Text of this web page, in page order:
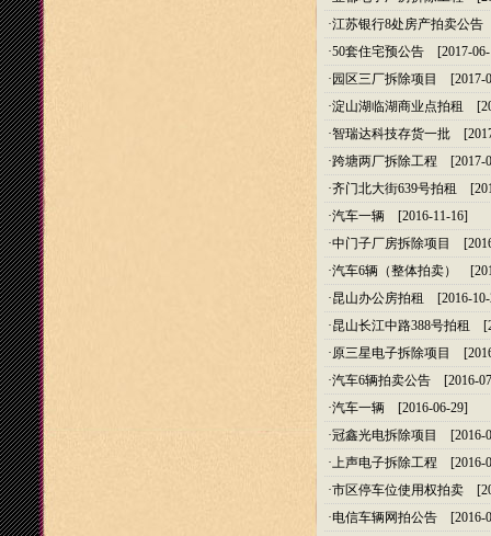
·江苏银行8处房产拍卖公告
·50套住宅预公告 [2017-
· 园区三厂拆除项目
[2017-
·淀山湖临湖商业点拍租
·智瑞达科技存货一批
·跨塘两厂拆除工程 [2017-
·齐门北大街639号拍租
·汽车一辆 [2016-11-16]
·中门子厂房拆除项目
·汽车6辆（整体拍卖）
·昆山办公房拍租
[2016-
·昆山长江中路388号拍租
·原三星电子拆除项目
·汽车6辆拍卖公告 [2016-
·汽车一辆 [2016-06-29]
·冠鑫光电拆除项目
[2016-
·上声电子拆除工程 [2016-
·市区停车位使用权拍卖
·电信车辆网拍公告 [2016-